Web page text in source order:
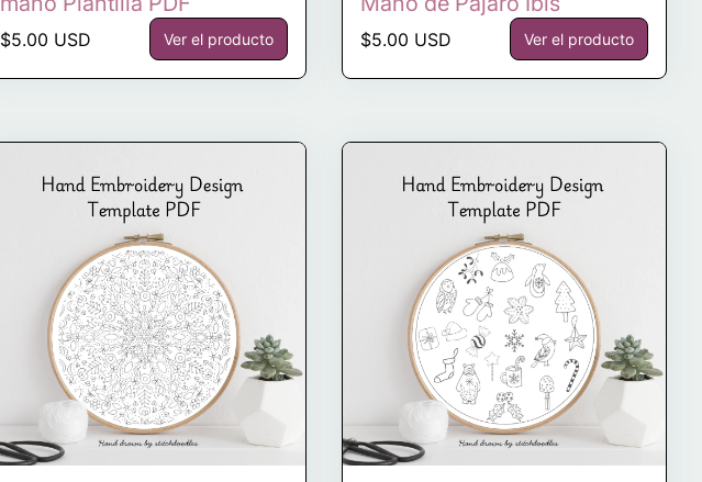
Precio normal
$5.00 USD Ver el producto Precio normal
$5.00 USD Ver el producto